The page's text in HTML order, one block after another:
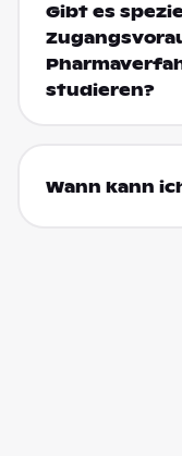
Gibt es
studieren?
Wann kann